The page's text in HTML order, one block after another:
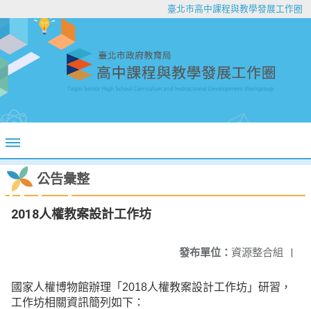
臺北市高中課程與教學發展工作圈
公告彙整
2018人權教案設計工作坊
發布單位： 資源整合組 |
國家人權博物館辦理「2018人權教案設計工作坊」研習，
工作坊相關資訊簡列如下：